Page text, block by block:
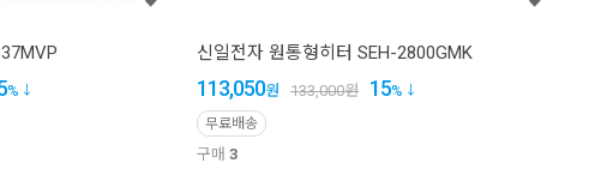
%
신일전자 원통형히터 SEH-2800GMK
113,050원 133,000원 15%
무료배송
구매 3